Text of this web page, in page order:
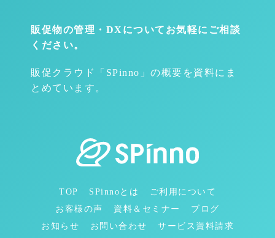
販促物の管理・DXについて お気軽にご相談
ください。
販促クラウド「SPinno」の概要を資料にま
とめています。
TOP SPinnoとは
ご利用について
お客様の声
資料＆セミナー
ブログ
お知らせ
お問い合わせ サービス資料請求